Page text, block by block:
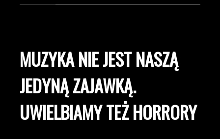
MUZYKA NIE JEST NASZĄ
JEDYNĄ ZAJAWKĄ.
UWIELBIAMY TEŻ HORRORY